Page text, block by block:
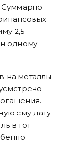
Суммарно
2,5
одному
на металлы
ему дату
в тот